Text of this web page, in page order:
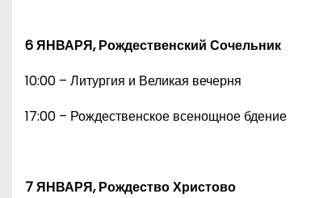
6 ЯНВАРЯ, Рождественский Сочельник
10:00 – Литургия и Великая вечерня
17:00 – Рождественское всенощное бдение
7 ЯНВАРЯ, Рождество Христово